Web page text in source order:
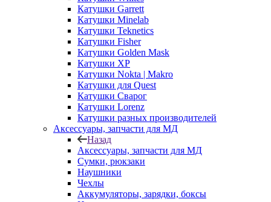
Катушки Garrett
Катушки Minelab
Катушки Teknetics
Катушки Fisher
Катушки Golden Mask
Катушки XP
Катушки Nokta | Makro
Катушки для Quest
Катушки Сварог
Катушки Lorenz
Катушки разных производителей
Аксессуары, запчасти для МД
Назад
Аксессуары, запчасти для МД
Сумки, рюкзаки
Наушники
Чехлы
Аккумуляторы, зарядки, боксы